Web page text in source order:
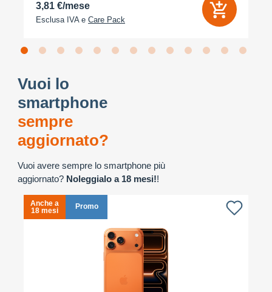
3,81 €/mese
Esclusa IVA e Care Pack
Vuoi lo
smartphone
sempre
aggiornato?
Vuoi avere sempre lo smartphone più
aggiornato? Noleggialo a 18 mesi!!
Anche a
18 mesi
Promo